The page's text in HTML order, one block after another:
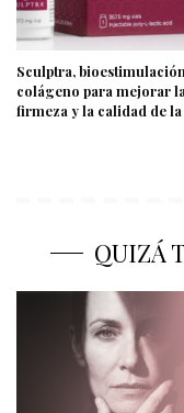
Sculptra,
colágeno para mejorar la
firmeza y la calidad de la
QUIZÁ